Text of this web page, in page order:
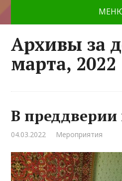
Архивы за
марта, 2022
В преддверии
04.03.2022 Мероприятия